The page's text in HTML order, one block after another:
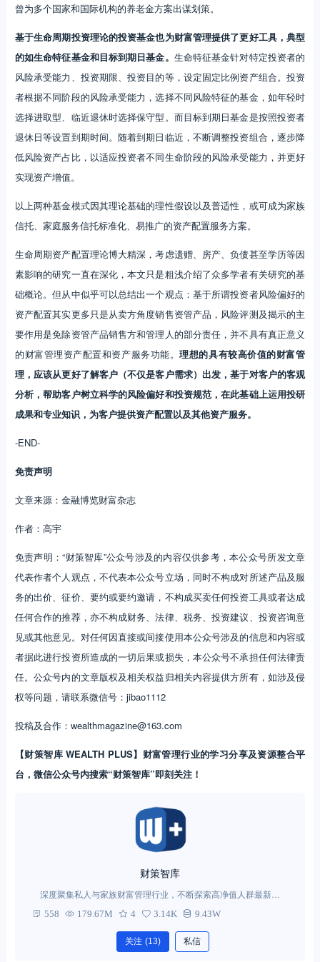
曾为多个国家和国际机构的养老金方案出谋划策。
基于生命周期投资理论的投资基金也为财富管理提供了更好工具，典型
的如生命特征基金和目标到期日基金。 生命特征基金针对特定投资者的
风险承受能力、投资期限、投资目的等，设定固定比例资产组合。投资
者根据不同阶段的风险承受能力，选择不同风险特征的基金，如年轻时
选择进取型、临近退休时选择保守型。而目标到期日基金是按照投资者
退休日等设置到期时间。随着到期日临近，不断调整投资组合，逐步降
低风险资产占比，以适应投资者不同生命阶段的风险承受能力，并更好
实现资产增值。
以上两种基金模式因其理论基础的理性假设以及普适性，或可成为家族
信托、家庭服务信托标准化、易推广的资产配置服务方案。
生命周期资产配置理论博大精深，考虑遗赠、房产、负债甚至学历等因
素影响的研究一直在深化，本文只是粗浅介绍了众多学者有关研究的基
础概论。但从中似乎可以总结出一个观点：基于所谓投资者风险偏好的
资产配置其实更多只是从卖方角度销售资管产品，风险评测及揭示的主
要作用是免除资管产品销售方和管理人的部分责任，并不具有真正意义
的财富管理资产配置和资产服务功能。理想的具有较高价值的财富管
理，应该从更好了解客户（不仅是客户需求）出发，基于对客户的客观
分析，帮助客户树立科学的风险偏好和投资规范，在此基础上运用投研
成果和专业知识，为客户提供资产配置以及其他资产服务。
-END-
免责声明
文章来源：金融博览财富杂志
作者：高宇
免责声明：“财策智库”公众号涉及的内容仅供参考，本公众号所发文章
代表作者个人观点，不代表本公众号立场，同时不构成对所述产品及服
务的出价、征价、要约或要约邀请，不构成买卖任何投资工具或者达成
任何合作的推荐，亦不构成财务、法律、税务、投资建议、投资咨询意
见或其他意见。对任何因直接或间接使用本公众号涉及的信息和内容或
者据此进行投资所造成的一切后果或损失，本公众号不承担任何法律责
任。公众号内的文章版权及相关权益归相关内容提供方所有，如涉及侵
权等问题，请联系微信号：jibao1112
投稿及合作：wealthmagazine@163.com
【财策智库 WEALTH PLUS】财富管理行业的学习分享及资源整合平
台，微信公众号内搜索“财策智库”即刻关注！
财策智库
深度聚集私人与家族财富管理行业，不断探索高净值人群最新需
求。
558 179.67M 4 3.14K 9.43W
关注 (13) 私信